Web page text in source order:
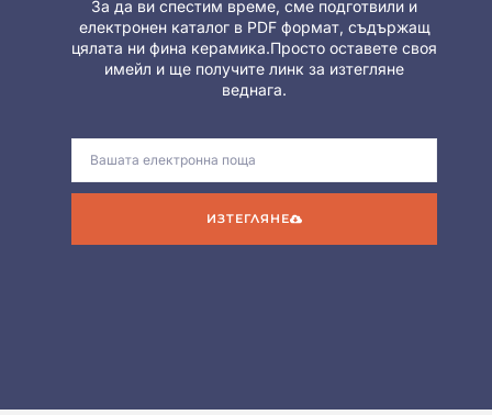
За да ви спестим време, сме подготвили и
електронен каталог в PDF формат, съдържащ
цялата ни фина керамика.Просто оставете своя
имейл и ще получите линк за изтегляне
веднага.
ИЗТЕГЛЯНЕ